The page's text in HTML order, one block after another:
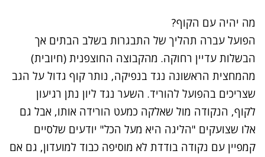
מה יהיה עם הקוף?
הפועל עברה תהליך של התבגרות בשלב הבתים אך
הבשלות עדיין רחוקה. מהקבוצה החוצפנית (חיובית)
מהמחצית הראשונה נגד בנפיקה, נותר קוף גדול על הגב
שצריכים בהפועל להוריד. השער נגד ליון נתן רגיעון
לקוף, הנקודה מול שאלקה כמעט הורידה אותו, אבל גם
אלו שצועקים "הליגה היא מעל הכל" יודעים שלסיים
קמפיין עם נקודה בודדת לא מוסיפה כבוד למועדון, גם אם